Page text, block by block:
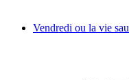
Vendredi ou la vie